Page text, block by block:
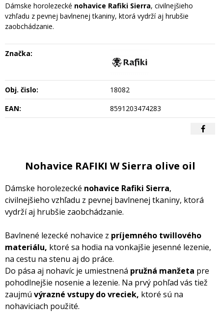
Dámske horolezecké nohavice Rafiki Sierra, civilnejšieho
vzhľadu z pevnej bavlnenej tkaniny, ktorá vydrží aj hrubšie
zaobchádzanie.
Značka:
Obj. čislo:
18082
EAN:
8591203474283
Nohavice RAFIKI W Sierra olive oil
Dámske horolezecké nohavice Rafiki Sierra,
civilnejšieho vzhľadu z pevnej bavlnenej tkaniny, ktorá
vydrží aj hrubšie zaobchádzanie.
Bavlnené lezecké nohavice z príjemného twillového
materiálu, ktoré sa hodia na vonkajšie jesenné lezenie,
na cestu na stenu aj do práce.
Do pása aj nohavíc je umiestnená pružná manžeta pre
pohodlnejšie nosenie a lezenie. Na prvý pohľad vás tiež
zaujmú výrazné vstupy do vreciek, ktoré sú na
nohaviciach použité.